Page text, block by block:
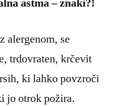
alergenom, se
trdovraten, krčevit
ki lahko povzroči
jo otrok požira.